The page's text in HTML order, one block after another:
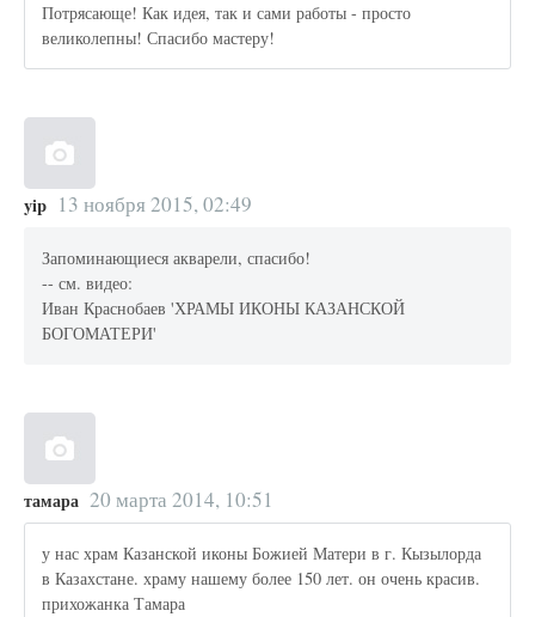
Потрясающе! Как идея, так и сами работы - просто
великолепны! Спасибо мастеру!
yip 13 ноября 2015, 02:49
Запоминающиеся акварели, спасибо!
-- см. видео:
Иван Краснобаев 'ХРАМЫ ИКОНЫ КАЗАНСКОЙ
БОГОМАТЕРИ'
тамара 20 марта 2014, 10:51
у нас храм Казанской иконы Божией Матери в г. Кызылорда
в Казахстане. храму нашему более 150 лет. он очень красив.
прихожанка Тамара